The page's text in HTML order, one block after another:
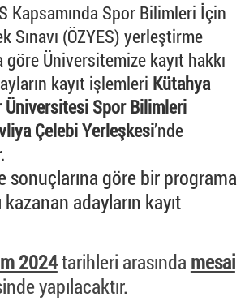
Kapsamında Spor Bilimleri İçin
Sınavı (ÖZYES) yerleştirme
göre Üniversitemize kayıt hakkı
kayıt işlemleri Kütahya
Üniversitesi Spor Bilimleri
Çelebi Yerleşkesi’nde
sonuçlarına göre bir programa
kazanan adayların kayıt
2024tarihleri arasında mesai
yapılacaktır.